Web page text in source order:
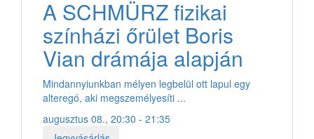
A SCHMÜRZ fizikai
színházi őrület Boris
Vian drámája alapján
Mindannyiunkban mélyen legbelül ott lapul egy
alteregó, aki megszemélyesíti ...
augusztus 08., 20:30 - 21:35